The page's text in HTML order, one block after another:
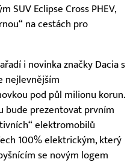
SUV Eclipse Cross PHEV,
na cestách pro
i novinka značky Dacia s
nejlevnějším
pod půl milionu korun.
bude prezentovat prvním
elektromobilů
100% elektrickým, který
se novým logem